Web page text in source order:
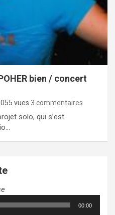
bien / concert
vues 3 commentaires
solo, qui s’est
00:00